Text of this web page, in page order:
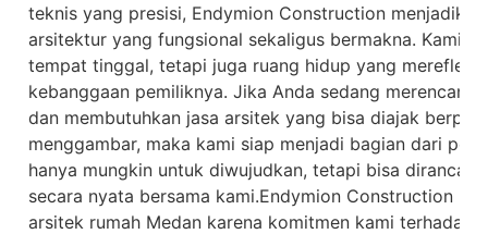
teknis yang presisi, Endymion Construction
arsitektur yang fungsional sekaligus bermakna. Kami
tempat tinggal, tetapi juga ruang hidup yang
kebanggaan pemiliknya. Jika Anda sedang
dan membutuhkan jasa arsitek yang bisa diajak
menggambar, maka kami siap menjadi bagian dari
hanya mungkin untuk diwujudkan, tetapi bisa
secara nyata bersama kami.Endymion Construction
arsitek rumah Medan karena komitmen kami terhadap